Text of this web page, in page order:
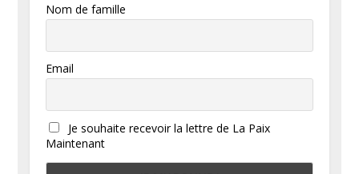
Nom de famille
Email
Je souhaite recevoir la lettre de La Paix
Maintenant